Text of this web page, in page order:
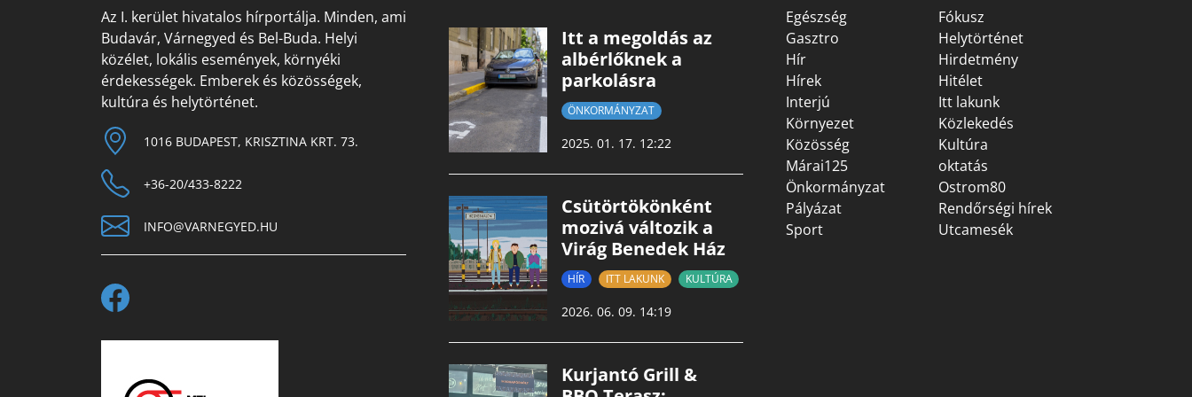
Az I. kerület hivatalos hírportálja. Minden, ami
Budavár, Várnegyed és Bel-Buda. Helyi
közélet, lokális események, környéki
érdekességek. Emberek és közösségek,
kultúra és helytörténet.
1016 BUDAPEST, KRISZTINA KRT. 73.
+36-20/433-8222
INFO@VARNEGYED.HU
Itt a megoldás az
albérlőknek a
parkolásra
ÖNKORMÁNYZAT
2025. 01. 17. 12:22
Csütörtökönként
mozivá változik a
Virág Benedek Ház
HÍR ITT LAKUNK KULTÚRA
2026. 06. 09. 14:19
Kurjantó Grill &
Egészség
Fókusz
Gasztro
Helytörténet
Hír
Hirdetmény
Hírek
Hitélet
Interjú
Itt lakunk
Környezet
Közlekedés
Közösség
Kultúra
Márai125
oktatás
Önkormányzat
Ostrom80
Pályázat
Rendőrségi hírek
Sport
Utcamesék